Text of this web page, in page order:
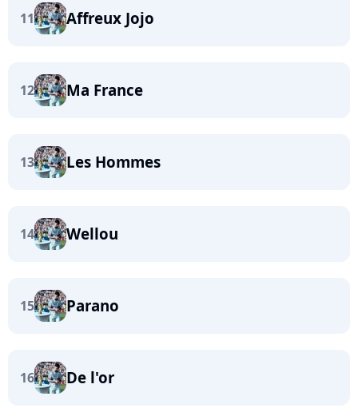
11 Affreux Jojo
12 Ma France
13 Les Hommes
14 Wellou
15 Parano
16 De l'or